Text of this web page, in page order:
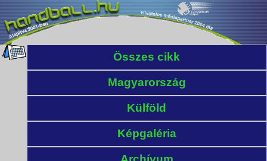
Összes cikk
Magyarország
Külföld
Képgaléria